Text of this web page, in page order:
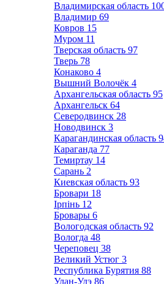
Владимирская область
Владимир 69
Ковров 15
Муром 11
Тверская область 97
Тверь 78
Конаково 4
Вышний Волочёк 4
Архангельская область 95
Архангельск 64
Северодвинск 28
Новодвинск 3
Карагандинская область
Караганда 77
Темиртау 14
Сарань 2
Киевская область 93
Бровари 18
Ірпінь 12
Бровары 6
Вологодская область 92
Вологда 48
Череповец 38
Великий Устюг 3
Республика Бурятия 88
Улан-Удэ 86